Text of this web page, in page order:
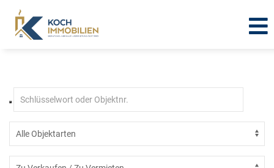
Immobilien in Helbedündorf OT
Großbrüchter